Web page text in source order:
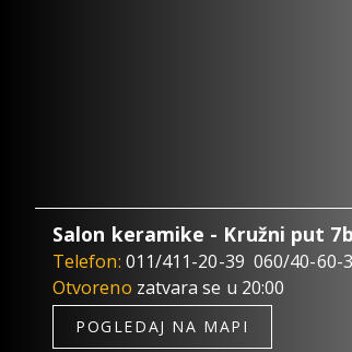
Salon keramike - Kružni put
Telefon: 011/411-20-39 060/40-60-
Otvoreno zatvara se u 20:00
POGLEDAJ NA MAPI